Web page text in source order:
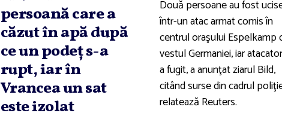
persoană care a
căzut în apă după
ce un podeţ s-a
rupt, iar în
Vrancea un sat
este izolat
Două persoane au fost
într-un atac armat comis în
centrul oraşului Espelkamp
vestul Germaniei, iar
a fugit, a anunţat ziarul Bild,
citând surse din cadrul
relatează Reuters.